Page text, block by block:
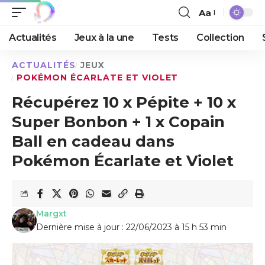
Aa
Actualités Jeux à la une Tests Collection
ACTUALITÉS JEUX
POKÉMON ÉCARLATE ET VIOLET
Récupérez 10 x Pépite + 10 x
Super Bonbon + 1 x Copain
Ball en cadeau dans
Pokémon Écarlate et Violet
Dernière mise à jour : 22/06/2023 à 15 h 53 min
Margxt